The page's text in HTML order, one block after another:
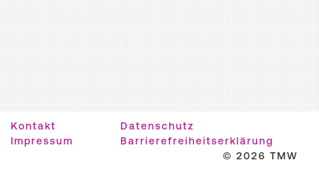
Kontakt
Datenschutz
Impressum
Barrierefreiheitserklärung
© 2026 TMW